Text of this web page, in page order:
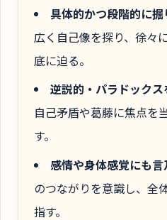
具体的かつ段階的に掘
広く自己像を探り、徐々
底に迫る。
逆説的・パラドック
自己矛盾や葛藤に焦点を
す。
感情や身体感覚にも
のつながりを意識し、全
指す。